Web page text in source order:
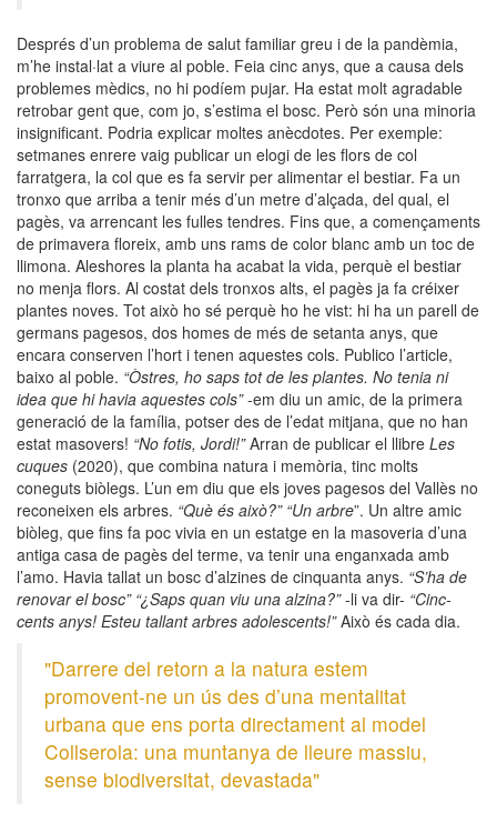
Després d’un problema de salut familiar greu i de la pandèmia,
m’he instal·lat a viure al poble. Feia cinc anys, que a causa dels
problemes mèdics, no hi podíem pujar. Ha estat molt agradable
retrobar gent que, com jo, s’estima el bosc. Però són una minoria
insignificant. Podria explicar moltes anècdotes. Per exemple:
setmanes enrere vaig publicar un elogi de les flors de col
farratgera, la col que es fa servir per alimentar el bestiar. Fa un
tronxo que arriba a tenir més d’un metre d’alçada, del qual, el
pagès, va arrencant les fulles tendres. Fins que, a començaments
de primavera floreix, amb uns rams de color blanc amb un toc de
llimona. Aleshores la planta ha acabat la vida, perquè el bestiar
no menja flors. Al costat dels tronxos alts, el pagès ja fa créixer
plantes noves. Tot això ho sé perquè ho he vist: hi ha un parell de
germans pagesos, dos homes de més de setanta anys, que
encara conserven l’hort i tenen aquestes cols. Publico l’article,
baixo al poble. “Òstres, ho saps tot de les plantes. No tenia ni
idea que hi havia aquestes cols”-em diu un amic, de la primera
generació de la família, potser des de l’edat mitjana, que no han
estat masovers! “No fotis, Jordi!”Arran de publicar el llibre Les
cuques (2020), que combina natura i memòria, tinc molts
coneguts biòlegs. L’un em diu que els joves pagesos del Vallès no
reconeixen els arbres. “Què és això?” “Un arbre”. Un altre amic
biòleg, que fins fa poc vivia en un estatge en la masoveria d’una
antiga casa de pagès del terme, va tenir una enganxada amb
l’amo. Havia tallat un bosc d’alzines de cinquanta anys. “S’ha de
renovar el bosc” “¿Saps quan viu una alzina?”-li va dir- “Cinc-
cents anys! Esteu tallant arbres adolescents!”Això és cada dia.
"Darrere del retorn a la natura estem
promovent-ne un ús des d’una mentalitat
urbana que ens porta directament al model
Collserola: una muntanya de lleure massiu,
sense biodiversitat, devastada"